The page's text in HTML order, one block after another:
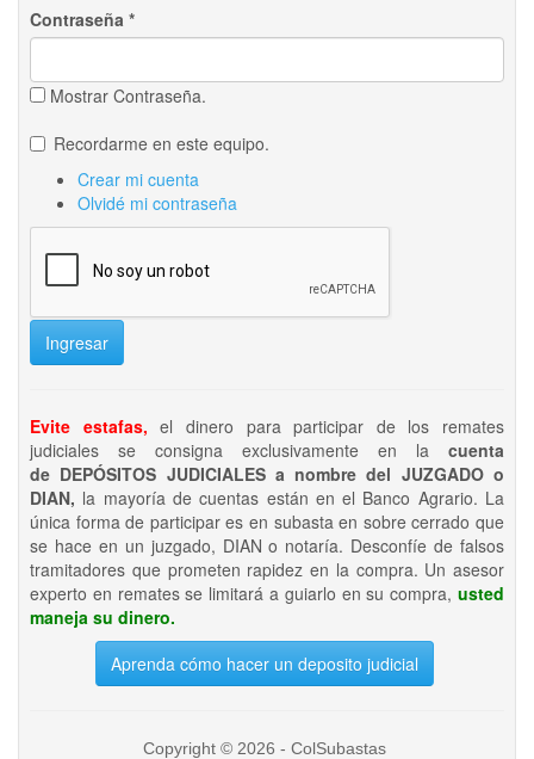
Contraseña *
Mostrar Contraseña.
Recordarme en este equipo.
Crear mi cuenta
Olvidé mi contraseña
Ingresar
Evite estafas, el dinero para participar de los remates
judiciales se consigna exclusivamente en la cuenta
de DEPÓSITOS JUDICIALES a nombre del JUZGADO o
DIAN, la mayoría de cuentas están en el Banco Agrario. La
única forma de participar es en subasta en sobre cerrado que
se hace en un juzgado, DIAN o notaría. Desconfíe de falsos
tramitadores que prometen rapidez en la compra. Un asesor
experto en remates se limitará a guiarlo en su compra, usted
maneja su dinero.
Aprenda cómo hacer un deposito judicial
Copyright © 2026 - ColSubastas